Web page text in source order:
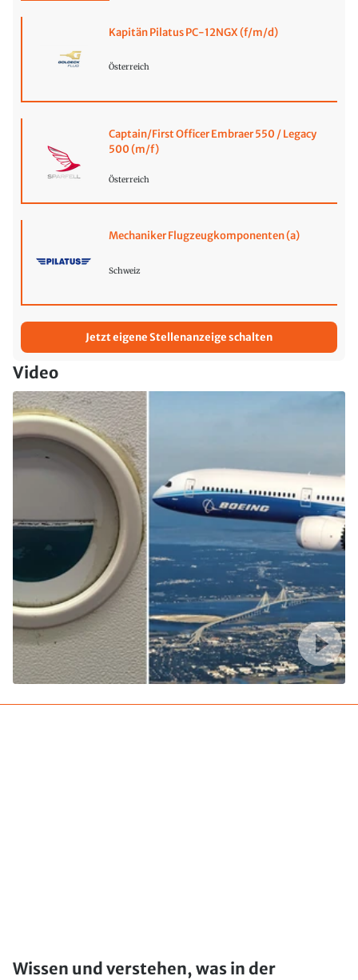
Kapitän Pilatus PC-12NGX (f/m/d)
Österreich
Captain/First Officer Embraer 550 / Legacy
500 (m/f)
Österreich
Mechaniker Flugzeugkomponenten (a)
Schweiz
Jetzt eigene Stellenanzeige schalten
Video
Wissen und verstehen, was in der